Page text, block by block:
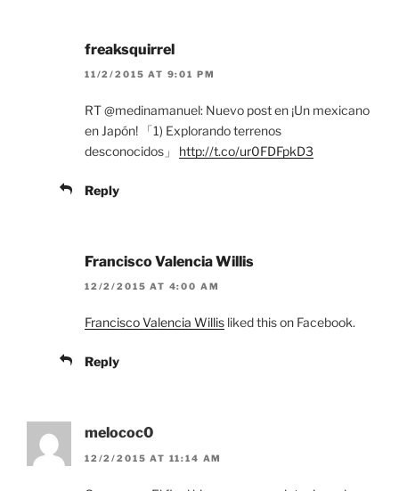
freaksquirrel
11/2/2015 AT 9:01 PM
RT @medinamanuel: Nuevo post en ¡Un mexicano
en Japón! 「1) Explorando terrenos
desconocidos」 http://t.co/ur0FDFpkD3
Reply
Francisco Valencia Willis
12/2/2015 AT 4:00 AM
Francisco Valencia Willis liked this on Facebook.
Reply
melococ0
12/2/2015 AT 11:14 AM